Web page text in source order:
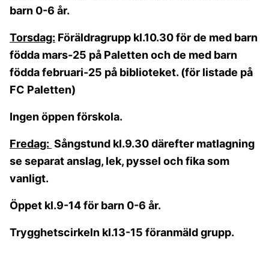
barn 0-6 år.
Torsdag: Föräldragrupp kl.10.30 för de med barn
födda mars-25 på Paletten och de med barn
födda februari-25 på biblioteket. (för listade på
FC Paletten)
Ingen öppen förskola.
Fredag: Sångstund kl.9.30 därefter matlagning
se separat anslag, lek, pyssel och fika som
vanligt.
Öppet kl.9-14 för barn 0-6 år.
Trygghetscirkeln kl.13-15 föranmäld grupp.